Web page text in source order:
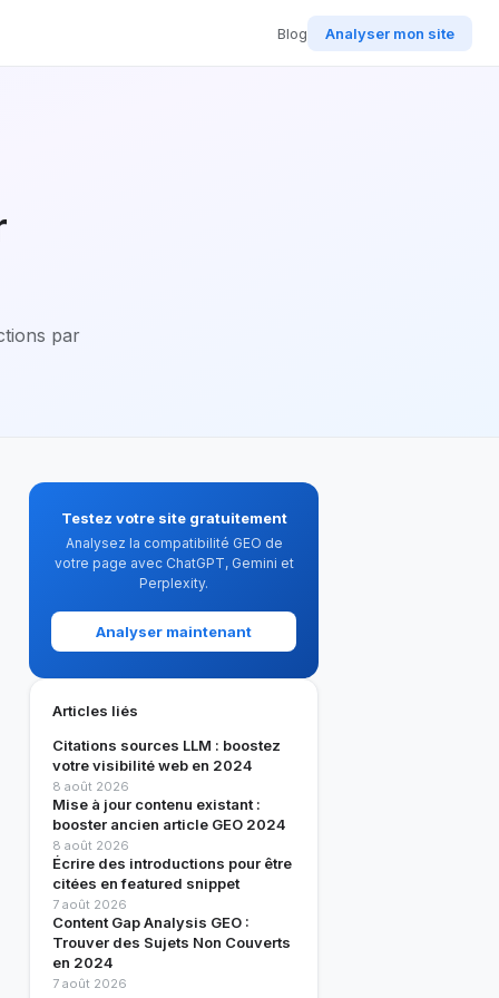
Blog Analyser mon site
par
Testez votre site gratuitement
Analysez la compatibilité GEO de
votre page avec ChatGPT, Gemini et
Perplexity.
Analyser maintenant
Articles liés
Citations sources LLM : boostez
votre visibilité web en 2024
8 août 2026
Mise à jour contenu existant :
booster ancien article GEO 2024
8 août 2026
Écrire des introductions pour être
citées en featured snippet
7 août 2026
Content Gap Analysis GEO :
Trouver des Sujets Non Couverts
en 2024
7 août 2026